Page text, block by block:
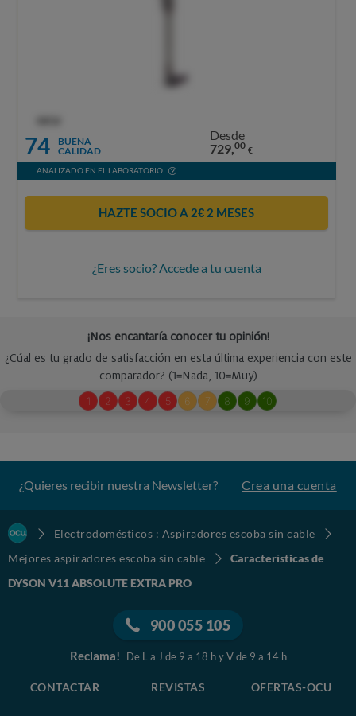
74
BUENA
CALIDAD
Desde
729,00 €
ANALIZADO EN EL LABORATORIO
HAZTE SOCIO A 2€ 2 MESES
¿Eres socio? Accede a tu cuenta
¿Quieres recibir nuestra Newsletter? Crea una cuenta
Electrodomésticos : Aspiradores escoba sin cable
Mejores aspiradores escoba sin cable
Características de
DYSON V11 ABSOLUTE EXTRA PRO
900 055 105
Reclama! De L a J de 9 a 18 h y V de 9 a 14 h
CONTACTAR REVISTAS OFERTAS-OCU